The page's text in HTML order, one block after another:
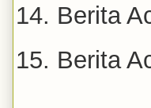
Berita
Berita